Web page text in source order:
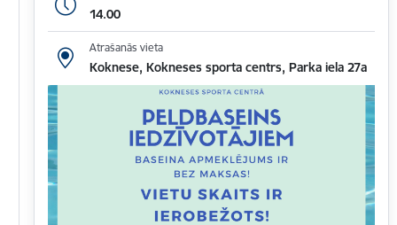
14.00
Atrašanās vieta
Koknese, Kokneses sporta centrs, Parka iela 27a